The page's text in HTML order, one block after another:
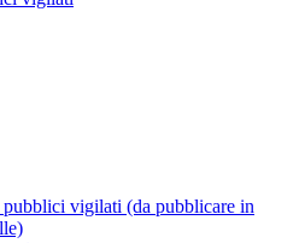
vigilati (da pubblicare in